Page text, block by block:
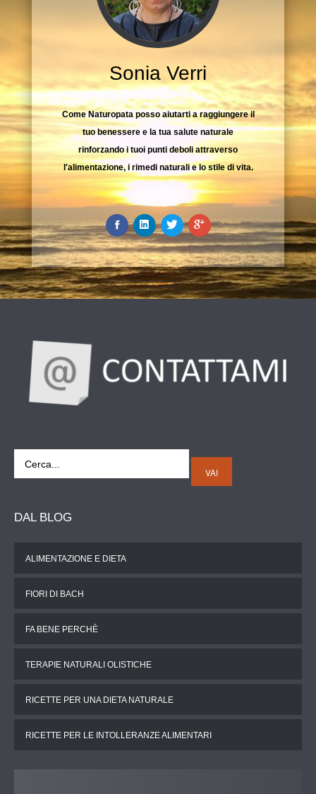
Sonia Verri
Come Naturopata posso aiutarti a raggiungere il
tuo benessere e la tua salute naturale
rinforzando i tuoi punti deboli attraverso
l'alimentazione, i rimedi naturali e lo stile di vita.
VAI
DAL BLOG
ALIMENTAZIONE E DIETA
FIORI DI BACH
FA BENE PERCHÈ
TERAPIE NATURALI OLISTICHE
RICETTE PER UNA DIETA NATURALE
RICETTE PER LE INTOLLERANZE ALIMENTARI